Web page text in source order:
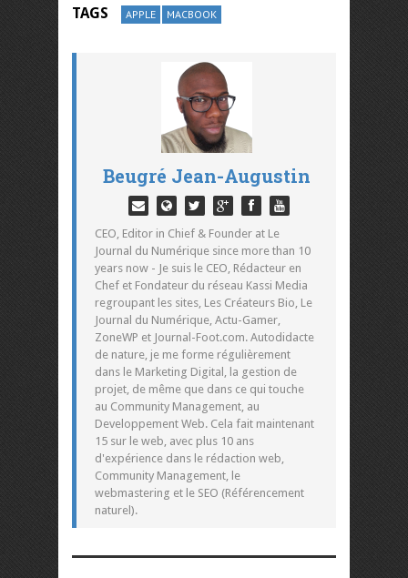
TAGS APPLE MACBOOK
Beugré Jean-Augustin
CEO, Editor in Chief & Founder at Le
Journal du Numérique since more than 10
years now - Je suis le CEO, Rédacteur en
Chef et Fondateur du réseau Kassi Media
regroupant les sites, Les Créateurs Bio, Le
Journal du Numérique, Actu-Gamer,
ZoneWP et Journal-Foot.com. Autodidacte
de nature, je me forme régulièrement
dans le Marketing Digital, la gestion de
projet, de même que dans ce qui touche
au Community Management, au
Developpement Web. Cela fait maintenant
15 sur le web, avec plus 10 ans
d'expérience dans le rédaction web,
Community Management, le
webmastering et le SEO (Référencement
naturel).